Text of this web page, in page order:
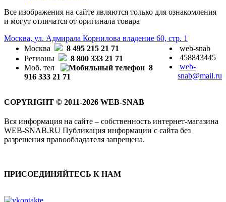
Все изображения на сайте являются только для ознакомления
и могут отличатся от оригинала товара
Москва, ул. Адмирала Корнилова владение 60, стр. 1
Москва
8 495 215 21 71
Регионы
8 800 333 21 71
Моб. тел
8
916 333 21 71
web-snab
458843445
web-
snab@mail.ru
COPYRIGHT © 2011-2026 WEB-SNAB
Вся информация на сайте – собственность интернет-магазина
WEB-SNAB.RU Публикация информации с сайта без
разрешения правообладателя запрещена.
ПРИСОЕДИНЯЙТЕСЬ К НАМ